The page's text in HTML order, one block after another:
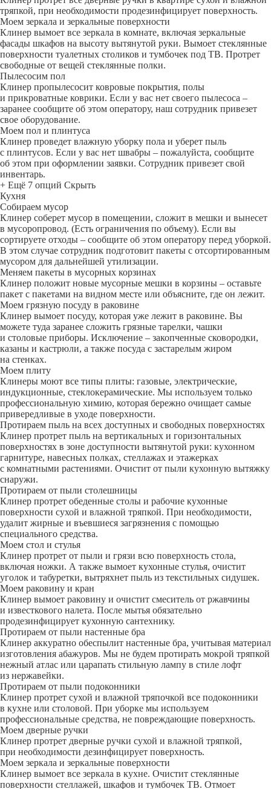
тряпкой, при необходимости продезинфицирует поверхность.
Моем зеркала и зеркальные поверхности
Клинер вымоет все зеркала в комнате, включая зеркальные
фасады шкафов на высоту вытянутой руки. Вымоет стеклянные
поверхности туалетных столиков и тумбочек под ТВ. Протрет
свободные от вещей стеклянные полки.
Пылесосим пол
Клинер пропылесосит ковровые покрытия, полы
и прикроватные коврики. Если у вас нет своего пылесоса –
заранее сообщите об этом оператору, наш сотрудник привезет
свое оборудование.
Моем пол и плинтуса
Клинер проведет влажную уборку пола и уберет пыль
с плинтусов. Если у вас нет швабры – пожалуйста, сообщите
об этом при оформлении заявки. Сотрудник привезет свой
инвентарь.
+ Ещё 7 опций Скрыть
Кухня
Собираем мусор
Клинер соберет мусор в помещении, сложит в мешки и вынесет
в мусоропровод. (Есть ограничения по объему). Если вы
сортируете отходы – сообщите об этом оператору перед уборкой.
В этом случае сотрудник подготовит пакеты с отсортированным
мусором для дальнейшей утилизации.
Меняем пакеты в мусорных корзинах
Клинер положит новые мусорные мешки в корзины – оставьте
пакет с пакетами на видном месте или объясните, где он лежит.
Моем грязную посуду в раковине
Клинер вымоет посуду, которая уже лежит в раковине. Вы
можете туда заранее сложить грязные тарелки, чашки
и столовые приборы. Исключение – закопченные сковородки,
казаны и кастрюли, а также посуда с застарелым жиром
на стенках.
Моем плиту
Клинеры моют все типы плиты: газовые, электрические,
индукционные, стеклокерамические. Мы используем только
профессиональную химию, которая бережно очищает самые
привередливые в уходе поверхности.
Протираем пыль на всех доступных и свободных поверхностях
Клинер протрет пыль на вертикальных и горизонтальных
поверхностях в зоне доступности вытянутой руки: кухонном
гарнитуре, навесных полках, стеллажах и этажерках
с комнатными растениями. Очистит от пыли кухонную вытяжку
снаружи.
Протираем от пыли столешницы
Клинер протрет обеденные столы и рабочие кухонные
поверхности сухой и влажной тряпкой. При необходимости,
удалит жирные и въевшиеся загрязнения с помощью
специального средства.
Моем стол и стулья
Клинер протрет от пыли и грязи всю поверхность стола,
включая ножки. А также вымоет кухонные стулья, очистит
уголок и табуретки, вытряхнет пыль из текстильных сидушек.
Моем раковину и кран
Клинер вымоет раковину и очистит смеситель от ржавчины
и известкового налета. После мытья обязательно
продезинфицирует кухонную сантехнику.
Протираем от пыли настенные бра
Клинер аккуратно обеспылит настенные бра, учитывая материал
изготовления абажуров. Мы не будем протирать мокрой тряпкой
нежный атлас или царапать стильную лампу в стиле лофт
из нержавейки.
Протираем от пыли подоконники
Клинер протрет сухой и влажной тряпочкой все подоконники
в кухне или столовой. При уборке мы используем
профессиональные средства, не повреждающие поверхность.
Моем дверные ручки
Клинер протрет дверные ручки сухой и влажной тряпкой,
при необходимости дезинфицирует поверхность.
Моем зеркала и зеркальные поверхности
Клинер вымоет все зеркала в кухне. Очистит стеклянные
поверхности стеллажей, шкафов и тумбочек ТВ. Отмоет